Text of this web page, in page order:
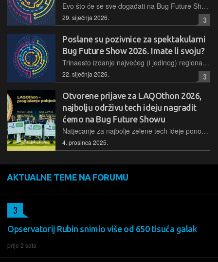
Evo što će se sve događati na Bug Future Showu 2026, u četvrtak, 5. veljače 2026. u Mozaik Event Centru u Zagrebu...
29. siječnja 2026. 3
Poslane su pozivnice za spektakularni
Bug Future Show 2026. Imate li svoju?
Trinaesto izdanje najvećeg (i jedinog) regionalnog tech showa održat će se u Mozaik Event Centru u Zagrebu, 5. veljače 2026., a ako želite doći, vrijeme je da nabavite pozivnicu...
22. siječnja 2026. 3
Otvorene prijave za LAQOthon 2026,
najbolju održivu tech ideju nagradit
ćemo na Bug Future Showu
Natjecanje za najbolje zelene tech ideje ponovno okuplja inovatore koji mijenjaju budućnost. Prijave su otvorene do 7. siječnja 2026., finalisti će biti poznati 26. siječnja, a pobjednika proglašavamo na BFS-u
4. prosinca 2025.
AKTUALNE TEME NA FORUMU
Opservatorij Rubin snimio više od 650 tisuća galak
prije 2 sata
3